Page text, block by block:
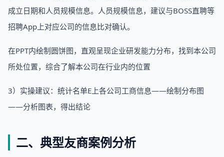
成立日期和人员规模信息。人员规模信息，建议与BOSS直聘等
招聘App上对应公司的信息比对确认。
在PPT内绘制圆饼图，直观呈现企业研发能力分布，找到本公司
所处位置，综合了解本公司在行业内的位置
3）实操建议：统计名单E上各公司工商信息——绘制分布图
——分析图表，得出结论
二、典型友商案例分析